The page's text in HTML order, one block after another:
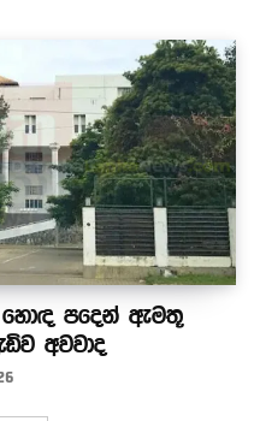
පදෙන් ඇමතූ
අවවාද